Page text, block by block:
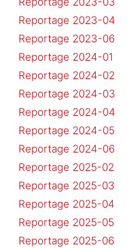
Reportage 2023-04
Reportage 2023-06
Reportage 2024-01
Reportage 2024-02
Reportage 2024-03
Reportage 2024-04
Reportage 2024-05
Reportage 2024-06
Reportage 2025-02
Reportage 2025-03
Reportage 2025-04
Reportage 2025-05
Reportage 2025-06